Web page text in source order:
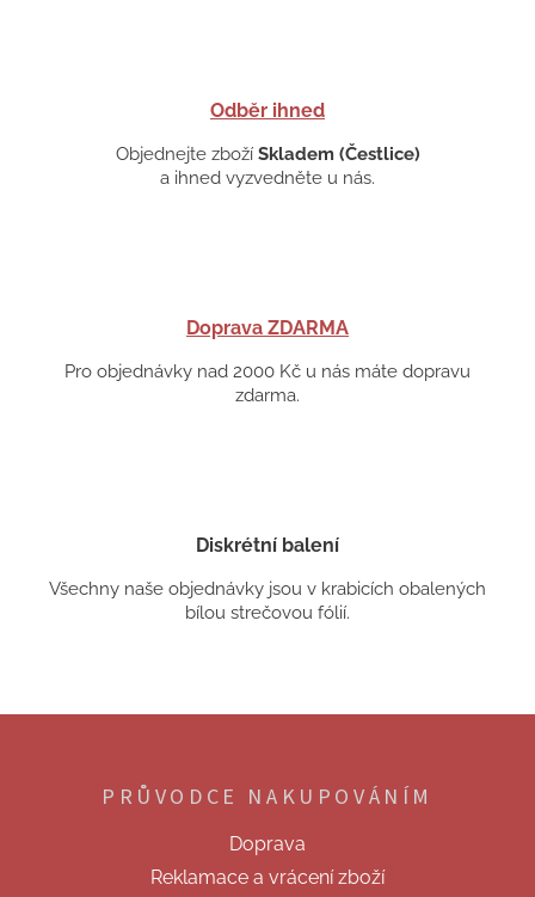
Odběr ihned
Objednejte zboží Skladem (Čestlice)
a ihned vyzvedněte u nás.
Doprava ZDARMA
Pro objednávky nad 2000 Kč u nás máte dopravu
zdarma.
Diskrétní balení
Všechny naše objednávky jsou v krabicích obalených
bílou strečovou fólií.
PRŮVODCE NAKUPOVÁNÍM
Doprava
Reklamace a vrácení zboží